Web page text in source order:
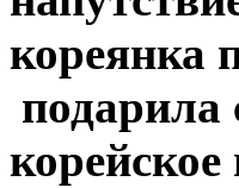
кореянка
подарила